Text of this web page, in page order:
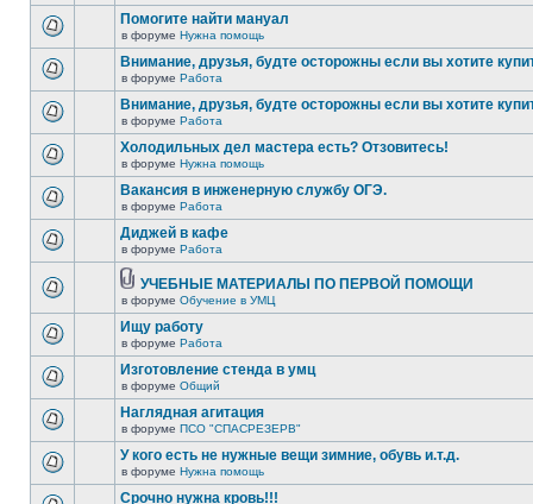
Помогите найти мануал
в форуме Нужна помощь
Внимание, друзья, будте осторожны если вы хотите
в форуме Работа
Внимание, друзья, будте осторожны если вы хотите
в форуме Работа
Холодильных дел мастера есть? Отзовитесь!
в форуме Нужна помощь
Вакансия в инженерную службу ОГЭ.
в форуме Работа
Диджей в кафе
в форуме Работа
УЧЕБНЫЕ МАТЕРИАЛЫ ПО ПЕРВОЙ ПОМОЩИ
в форуме Обучение в УМЦ
Ищу работу
в форуме Работа
Изготовление стенда в умц
в форуме Общий
Наглядная агитация
в форуме ПСО "СПАСРЕЗЕРВ"
У кого есть не нужные вещи зимние, обувь и.т.д.
в форуме Нужна помощь
Срочно нужна кровь!!!